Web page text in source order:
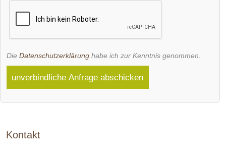
Die Datenschutzerklärung habe ich zur Kenntnis genommen.
unverbindliche Anfrage abschicken
Kontakt